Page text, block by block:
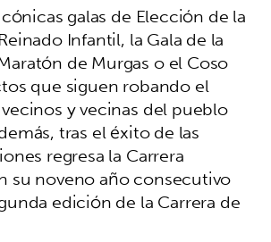
galas de Elección de la
Infantil, la Gala de la
de Murgas o el Coso
que siguen robando el
y vecinas del pueblo
tras el éxito de las
regresa la Carrera
su noveno año consecutivo
edición de la Carrera de